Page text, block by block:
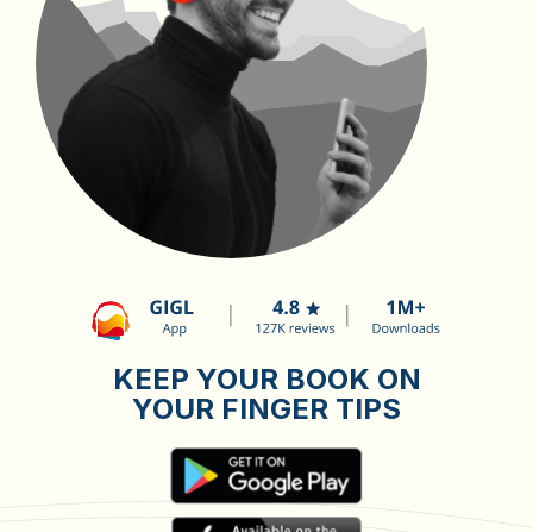
KEEP YOUR BOOK ON
YOUR FINGER TIPS